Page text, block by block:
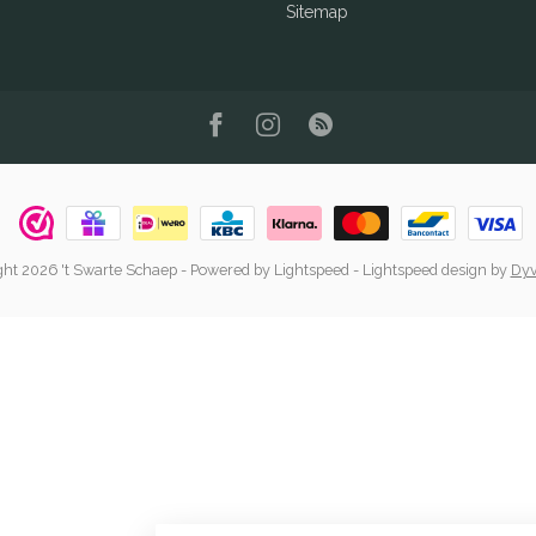
Sitemap
2026 't Swarte Schaep- Powered by Lightspeed- Lightspeed design by